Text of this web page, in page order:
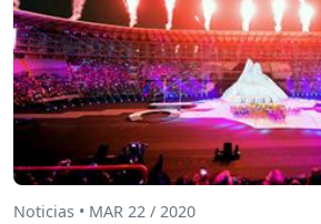
Noticias • MAR 22 / 2020